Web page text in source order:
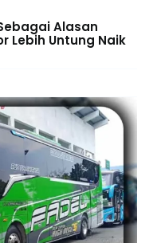
Alasan
Lebih Untung Naik